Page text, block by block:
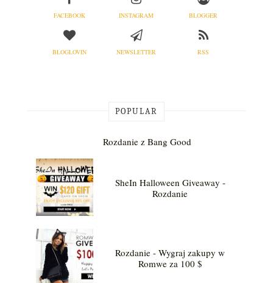
FACEBOOK INSTAGRAM BLOGGER
BLOGLOVIN NEWSLETTER RSS
POPULAR
Rozdanie z Bang Good
SheIn Halloween Giveaway -
Rozdanie
Rozdanie - Wygraj zakupy w
Romwe za 100 $